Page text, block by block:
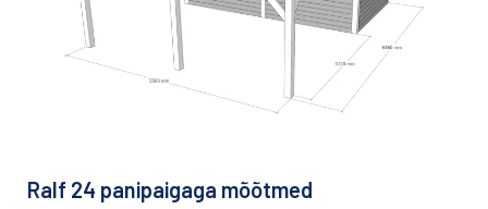
Ralf 24 panipaigaga mõõtmed